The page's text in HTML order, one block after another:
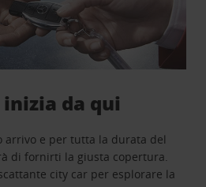
da qui
arrivo e per tutta la durata del
di fornirti la giusta copertura.
city car per esplorare la